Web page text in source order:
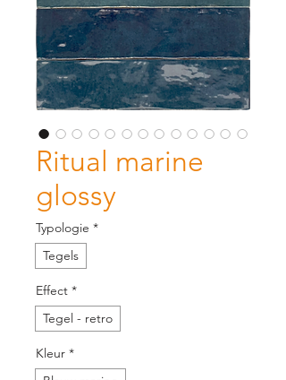
Ritual marine
glossy
Typologie *
Tegels
Effect *
Tegel - retro
Kleur *